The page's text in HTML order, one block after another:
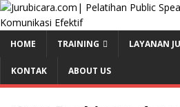
HOME TRAINING LAYANAN
KONTAK ABOUT US